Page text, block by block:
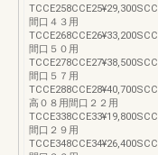
間口４３用
間口５０用
間口５７用
高０８用間口２２用
間口２９用